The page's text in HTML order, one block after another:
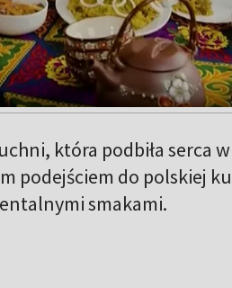
która podbiła serca
podejściem do polskiej
smakami.